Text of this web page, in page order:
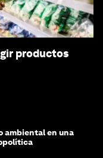
productos
ambiental en una